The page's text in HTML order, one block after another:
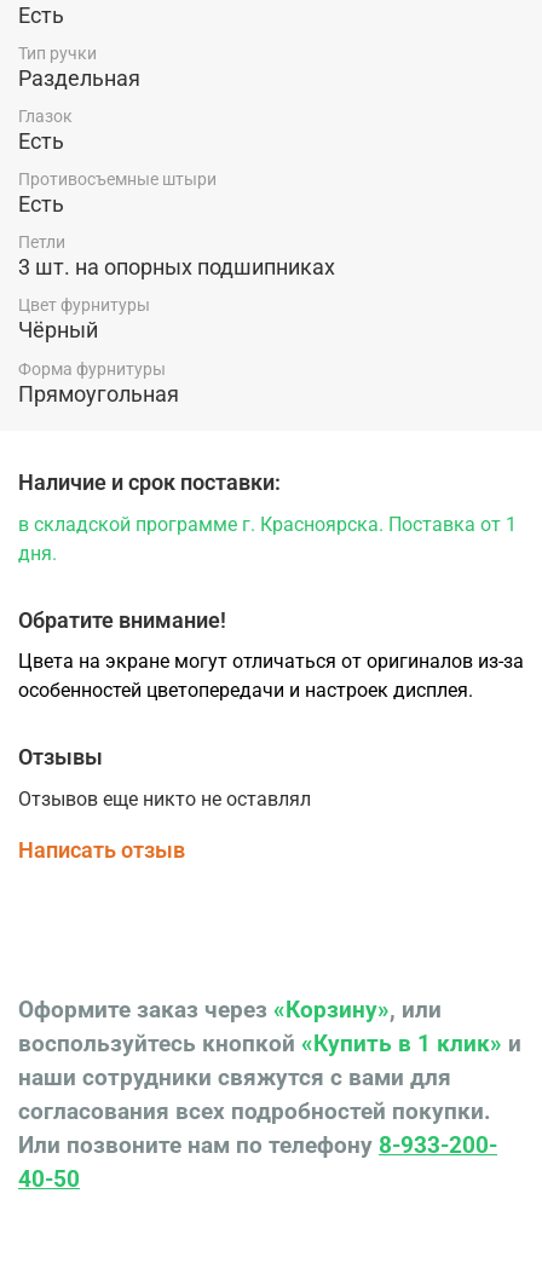
Есть
Тип ручки
Раздельная
Глазок
Есть
Противосъемные штыри
Есть
Петли
3 шт. на опорных подшипниках
Цвет фурнитуры
Чёрный
Форма фурнитуры
Прямоугольная
Наличие и срок поставки:
в складской программе г. Красноярска. Поставка от 1
дня.
Обратите внимание!
Цвета на экране могут отличаться от оригиналов из-за
особенностей цветопередачи и настроек дисплея.
Отзывы
Отзывов еще никто не оставлял
Написать отзыв
Оформите заказ через «Корзину», или
воспользуйтесь кнопкой «Купить в 1 клик» и
наши сотрудники свяжутся с вами для
согласования всех подробностей покупки.
Или позвоните нам по телефону 8-933-200-
40-50